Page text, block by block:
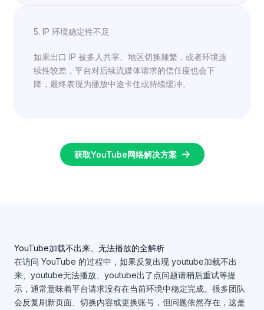
5. IP 环境稳定性不足
如果出口 IP 被多人共享、地区切换频繁，或者环境连
续性较差，平台对后续流媒体请求的信任度也会下
降，最终表现为播放中途卡住或持续缓冲。
获取YouTube网络解决方案
YouTube加载不出来、无法播放的全解析
在访问 YouTube 的过程中，如果反复出现 youtube加载不出
来、youtube无法播放、youtube出了点问题请稍后重试等提
示，通常意味着平台请求没有在当前环境中稳定完成。很多团队
会反复刷新页面、切换内容或更换账号，但问题依然存在，这是